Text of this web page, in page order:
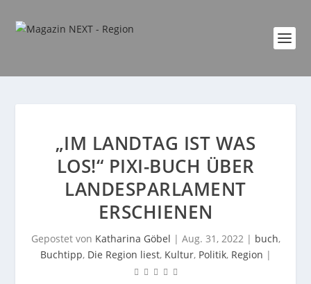
„IM LANDTAG IST WAS
LOS!“ PIXI-BUCH ÜBER
LANDESPARLAMENT
ERSCHIENEN
Gepostet von Katharina Göbel | Aug. 31, 2022| buch,
Buchtipp, Die Region liest, Kultur, Politik, Region |